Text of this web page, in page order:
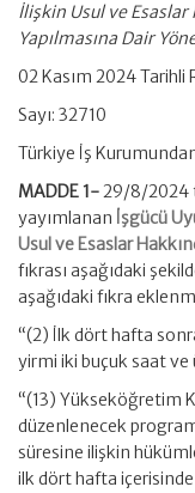
İlişkin Usul ve
Yapılmasına Dair
02 Kasım 2024 Tarihli
Sayı: 32710
Türkiye İş
MADDE 1-29/8/2024
yayımlanan İşgücü
Usul ve Esaslar
fıkrası aşağıdaki
aşağıdaki fıkra
“(2) İlk dört hafta
yirmi iki buçuk saat ve
“(13) Yükseköğretim
düzenlenecek
süresine ilişkin
ilk dört hafta